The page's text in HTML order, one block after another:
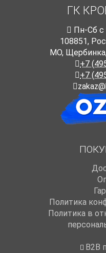
ГК
Пн-Cб с
108851,
МО,
+7
+7
Политика
Политика в
B2B